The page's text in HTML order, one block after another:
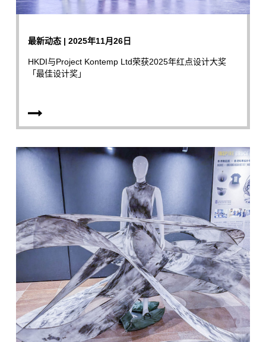
最新动态 | 2025年11月26日
HKDI与Project Kontemp Ltd荣获2025年红点设计大奖
「最佳设计奖」